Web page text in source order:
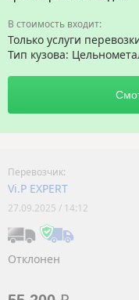
Только услуги
Тип кузова:
Vi.P EXPERT
27.09.2025 / 14:12
Отклонен